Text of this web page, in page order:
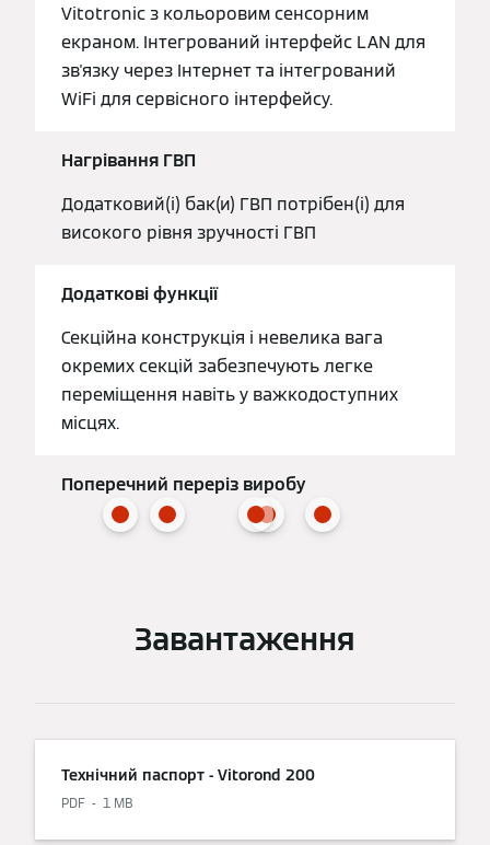
Vitotronic з кольоровим сенсорним
екраном. Інтегрований інтерфейс LAN для
зв'язку через Інтернет та інтегрований
WiFi для сервісного інтерфейсу.
Нагрівання ГВП
Додатковий(і) бак(и) ГВП потрібен(і) для
високого рівня зручності ГВП
Додаткові функції
Секційна конструкція і невелика вага
окремих секцій забезпечують легке
переміщення навіть у важкодоступних
місцях.
Поперечний переріз виробу
Завантаження
Технічний паспорт - Vitorond 200
PDF 1 MB